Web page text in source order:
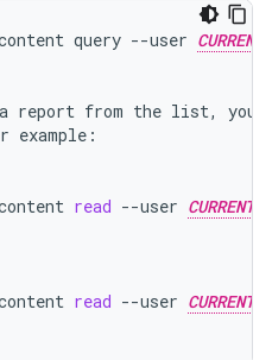
query --user
a report from the list, you
example:
read --user
read --user